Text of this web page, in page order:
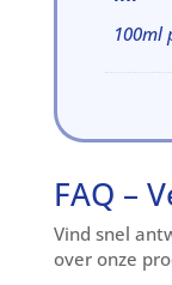
100ml
FAQ –
Vind snel
over onze